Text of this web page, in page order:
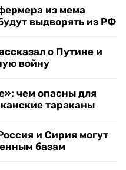
из мема
выдворять из РФ
о Путине и
войну
чем опасны для
тараканы
и Сирия могут
базам